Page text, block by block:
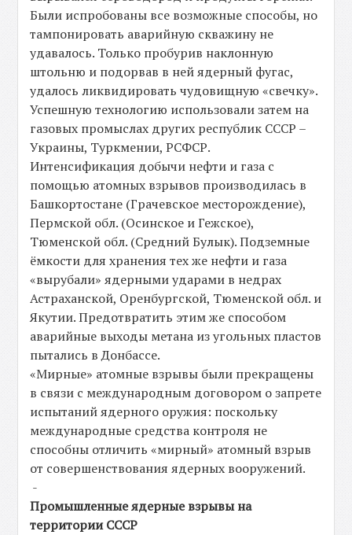
Были испробованы все возможные способы, но
тампонировать аварийную скважину не
удавалось. Только пробурив наклонную
штольню и подорвав в ней ядерный фугас,
удалось ликвидировать чудовищную «свечку».
Успешную технологию использовали затем на
газовых промыслах других республик СССР –
Украины, Туркмении, РСФСР.
Интенсификация добычи нефти и газа с
помощью атомных взрывов производилась в
Башкортостане (Грачевское месторождение),
Пермской обл. (Осинское и Гежское),
Тюменской обл. (Средний Булык). Подземные
ёмкости для хранения тех же нефти и газа
«вырубали» ядерными ударами в недрах
Астраханской, Оренбургской, Тюменской обл. и
Якутии. Предотвратить этим же способом
аварийные выходы метана из угольных пластов
пытались в Донбассе.
«Мирные» атомные взрывы были прекращены
в связи с международным договором о запрете
испытаний ядерного оружия: поскольку
международные средства контроля не
способны отличить «мирный» атомный взрыв
от совершенствования ядерных вооружений.
-
Промышленные ядерные взрывы на
территории СССР